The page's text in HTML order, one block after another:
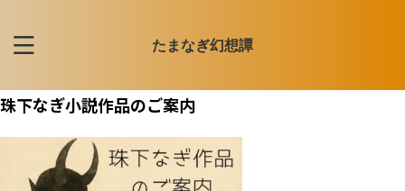
たまなぎ幻想譚
珠下なぎ小説作品のご案内